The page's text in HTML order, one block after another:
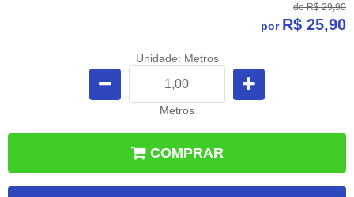
de R$ 29,90
por R$ 25,90
Unidade: Metros
Metros
COMPRAR